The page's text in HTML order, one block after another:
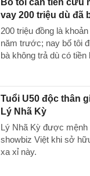
vay 200 triệu dù đã
200 triệu đồng là
năm trước; nay bố tôi
bà không trả dù có tiền
Tuổi U50 độc thân
Lý Nhã Kỳ
Lý Nhã Kỳ được
showbiz Việt khi sở
xa xỉ này.